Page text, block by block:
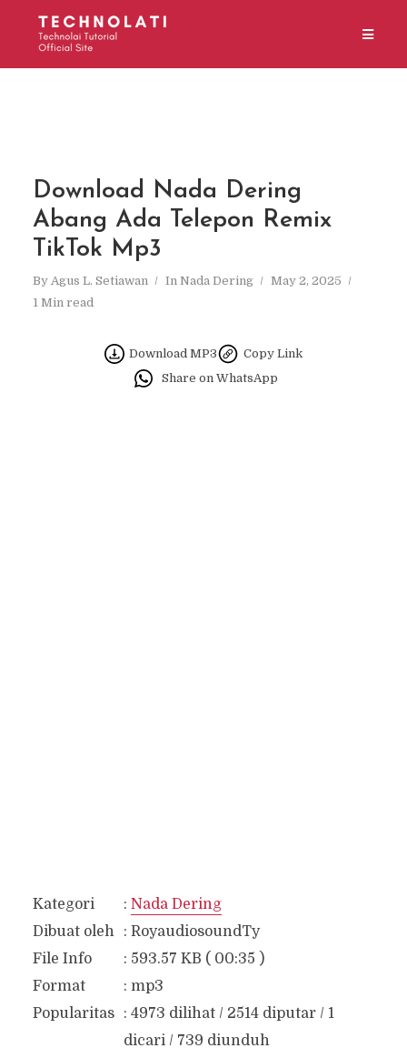
Download Nada Dering
Abang Ada Telepon Remix
TikTok Mp3
By Agus L. Setiawan In Nada Dering
May 2, 2025
1 Min read
Download MP3
Copy Link
Share on WhatsApp
Kategori : Nada Dering
Dibuat oleh
: RoyaudiosoundTy
File Info
: 593.57 KB ( 00:35 )
Format
: mp3
Popularitas
: 4973 dilihat / 2514 diputar / 1
dicari / 739 diunduh